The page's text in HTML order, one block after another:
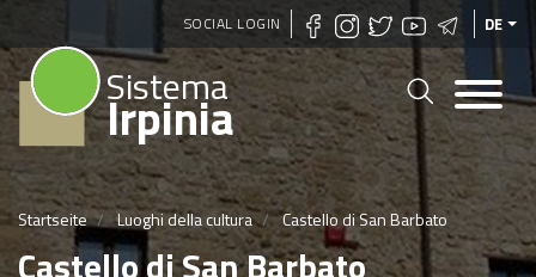
Direkt
zum
Inhalt
SOCIAL LOGIN DE
Sistema
Irpinia
Startseite Luoghi della cultura Castello di San Barbato
Castello di San Barbato